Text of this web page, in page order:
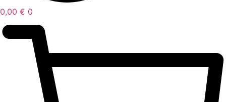
0,00 € 0